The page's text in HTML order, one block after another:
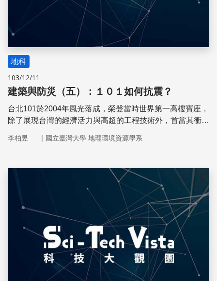
地科
103/12/11
建築與防災（五）：１０１如何抗震？
台北101於2004年風光落成，榮登當時世界第一高樓寶座，
除了展現台灣的經濟活力與高超的工程技術外，首當其衝的
位於地質鬆軟的台北盆地，台北101如何克服這些難關？這
參與許多臺灣高層建築的結構設計，台北101更是其代表
作，請他介紹台北101結構匠心獨具的抗震防颱設計
李柏昱 ｜ 國立臺灣大學 地理環境資源學系
儲存